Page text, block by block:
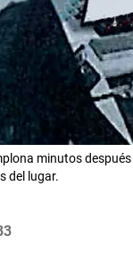
minutos después
del lugar.